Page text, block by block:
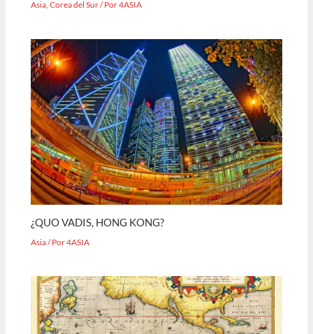
Asia ,Corea del Sur/ Por4ASIA
¿QUO VADIS, HONG KONG?
Asia/ Por4ASIA